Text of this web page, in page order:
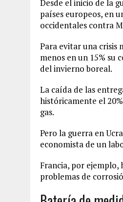
Desde el inicio de la
países europeos, en
occidentales contra
Para evitar una crisis
menos en un 15% su
del invierno boreal.
La caída de las
históricamente el
gas.
Pero la guerra en
economista de un
Francia, por ejemplo,
problemas de